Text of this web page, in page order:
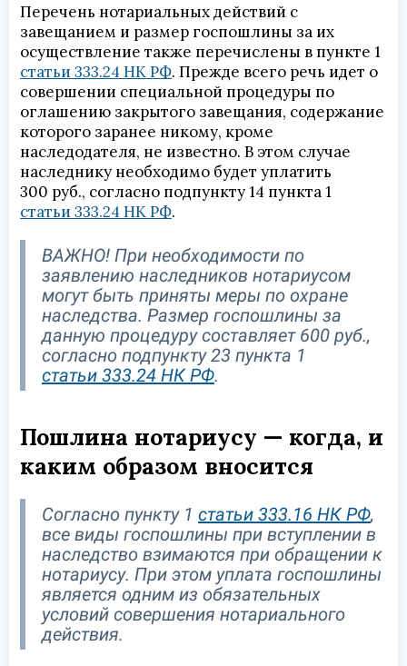
Перечень нотариальных действий с
завещанием и размер госпошлины за их
осуществление также перечислены в пункте 1
статьи 333.24 НК РФ. Прежде всего речь идет о
совершении специальной процедуры по
оглашению закрытого завещания, содержание
которого заранее никому, кроме
наследодателя, не известно. В этом случае
наследнику необходимо будет уплатить
300 руб., согласно подпункту 14 пункта 1
статьи 333.24 НК РФ.
ВАЖНО! При необходимости по
заявлению наследников нотариусом
могут быть приняты меры по охране
наследства. Размер госпошлины за
данную процедуру составляет 600 руб.,
согласно подпункту 23 пункта 1
статьи 333.24 НК РФ.
Пошлина нотариусу — когда, и
каким образом вносится
Согласно пункту 1 статьи 333.16 НК РФ,
все виды госпошлины при вступлении в
наследство взимаются при обращении к
нотариусу. При этом уплата госпошлины
является одним из обязательных
условий совершения нотариального
действия.